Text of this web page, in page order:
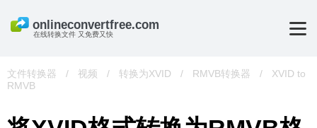
在线转换文件 又免费又快
文件转换器 / 视频 / 转换为XVID / RMVB转换器 /
XVID to
RMVB